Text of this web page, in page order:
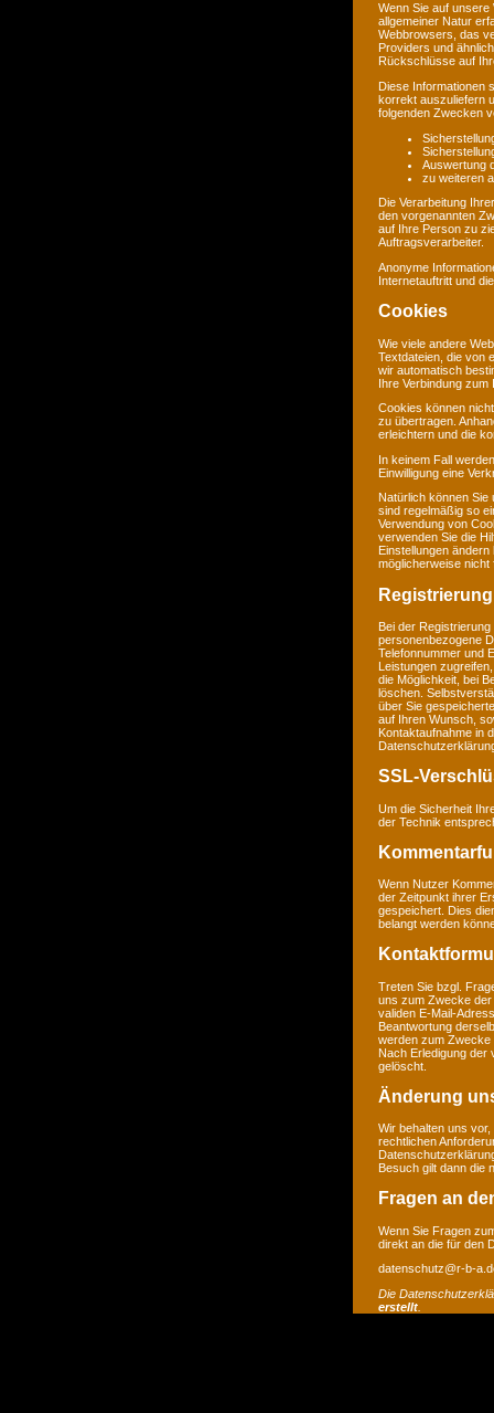
Wenn Sie auf
allgemeiner Natur
Webbrowsers, das
Providers und
Rückschlüsse auf
Diese Informationen
korrekt auszuliefern
folgenden Zwecken
Auswertung
zu weiteren
Die Verarbeitung
den vorgenannten
auf Ihre Person zu
Auftragsverarbeiter.
Anonyme
Internetauftritt und
Cookies
Wie viele andere
Textdateien, die von
wir automatisch
Ihre Verbindung zum
Cookies können
zu übertragen.
erleichtern und die
In keinem Fall
Einwilligung eine
Natürlich können
sind regelmäßig so
Verwendung von
verwenden Sie die
Einstellungen
möglicherweise nicht
Bei der
personenbezogene
Telefonnummer und
Leistungen
die Möglichkeit, bei
löschen.
über Sie
auf Ihren Wunsch,
Kontaktaufnahme in
SSL-
Um die Sicherheit
der Technik
Wenn Nutzer
der Zeitpunkt ihrer
gespeichert. Dies
belangt werden
Treten Sie bzgl.
uns zum Zwecke der
validen E-Mail-
Beantwortung
werden zum Zwecke
Nach Erledigung der
gelöscht.
Änderung
Wir behalten uns
rechtlichen
Besuch gilt dann die
Fragen an
Wenn Sie Fragen
direkt an die für den
datenschutz@r-b-
Die
erstellt